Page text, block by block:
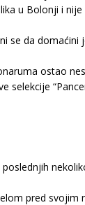
u Bolonji i
se da domaćini
ostao
pred svojim